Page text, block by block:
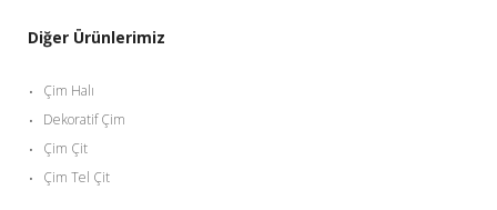
Diğer Ürünlerimiz
Çim Halı
Dekoratif Çim
Çim Çit
Çim Tel Çit